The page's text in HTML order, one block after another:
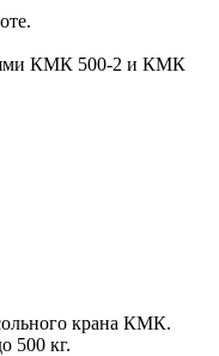
КМК 500-2 и КМК
крана КМК.
500 кг.